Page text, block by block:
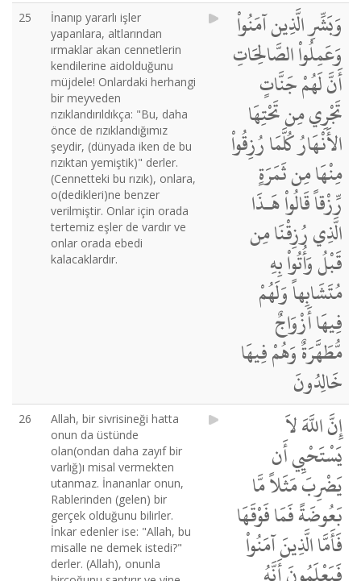
25
İnanıp yararlı işler
yapanlara, altlarından
ırmaklar akan cennetlerin
kendilerine aidolduğunu
müjdele! Onlardaki herhangi
bir meyveden
rızıklandırıldıkça: "Bu, daha
önce de rızıklandığımız
şeydir, (dünyada iken de bu
rızıktan yemiştik)" derler.
(Cennetteki bu rızık), onlara,
o(dedikleri)ne benzer
verilmiştir. Onlar için orada
tertemiz eşler de vardır ve
onlar orada ebedi
kalacaklardır.
وَبَشِّرِ الَّذِين آمَنُواْ
وَعَمِلُواْ الصَّالِحَاتِ
أَنَّ لَهُمْ جَنَّاتٍ
تَجْرِي مِن تَحْتِهَا
الأَنْهَارُ كُلَّمَا رُزِقُواْ
مِنْهَا مِن ثَمَرَةٍ
رِّزْقاً قَالُواْ هَـذَا
الَّذِي رُزِقْنَا مِن
قَبْلُ وَأُتُواْ بِهِ
مُتَشَابِهاً وَلَهُمْ
فِيهَا أَزْوَاجٌ
مُّطَهَّرَةٌ وَهُمْ فِيهَا
خَالِدُونَ
26
Allah, bir sivrisineği hatta
onun da üstünde
olan(ondan daha zayıf bir
varlığ)ı misal vermekten
utanmaz. İnananlar onun,
Rablerinden (gelen) bir
gerçek olduğunu bilirler.
İnkar edenler ise: "Allah, bu
misalle ne demek istedi?"
derler. (Allah), onunla
إِنَّ اللَّهَ لاَ
يَسْتَحْيِي أَن
يَضْرِبَ مَثَلاً مَّا
بَعُوضَةً فَمَا فَوْقَهَا
فَأَمَّا الَّذِينَ آمَنُواْ